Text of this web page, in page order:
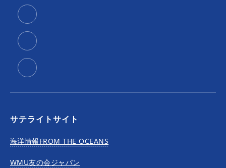
サテライトサイト
海洋情報FROM THE OCEANS
WMU友の会ジャパン